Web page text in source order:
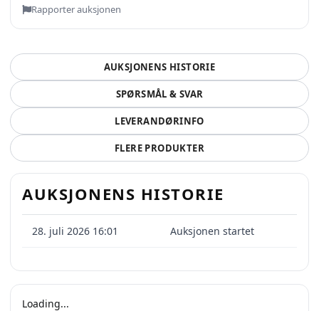
Rapporter auksjonen
AUKSJONENS HISTORIE
SPØRSMÅL & SVAR
LEVERANDØRINFO
FLERE PRODUKTER
AUKSJONENS HISTORIE
28. juli 2026 16:01 Auksjonen startet
Loading...